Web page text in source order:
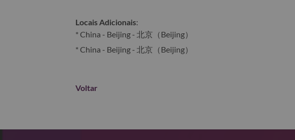
Locais Adicionais:
* China - Beijing - 北京（Beijing）
* China - Beijing - 北京（Beijing）
Voltar